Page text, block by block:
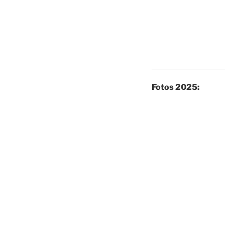
Fotos 2025: